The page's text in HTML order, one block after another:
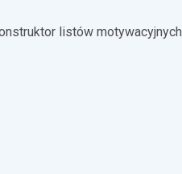
listów motywacyjnych